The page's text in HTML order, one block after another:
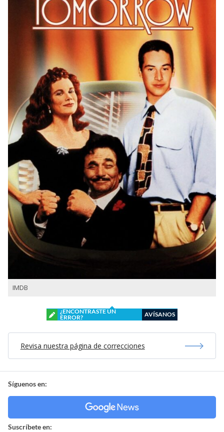
IMDB
¿ENCONTRASTE UN
ERROR?
AVÍSANOS
Revisa nuestra página de correcciones
Síguenos en:
Suscríbete en: